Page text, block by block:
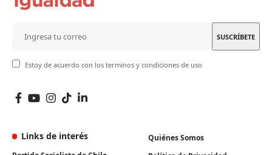
Estoy de acuerdo con los terminos y condiciones de uso
Links de interés
Quiénes Somos